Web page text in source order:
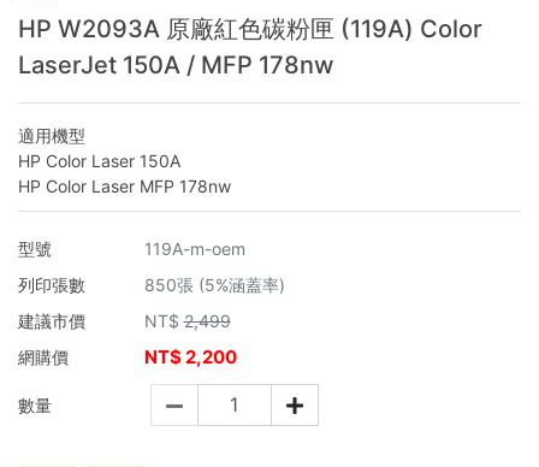
HP W2093A 原廠紅色碳粉匣 (119A) Color
LaserJet 150A / MFP 178nw
適用機型
HP Color Laser 150A
HP Color Laser MFP 178nw
型號
119A-m-oem
列印張數
850張 (5%涵蓋率)
建議市價
NT$ 2,499
網購價
NT$ 2,200
數量